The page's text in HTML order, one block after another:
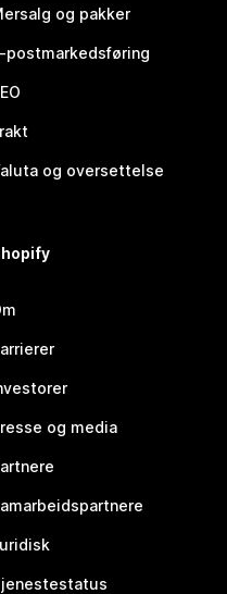
og pakker
postmarkedsføring
og oversettelse
og media